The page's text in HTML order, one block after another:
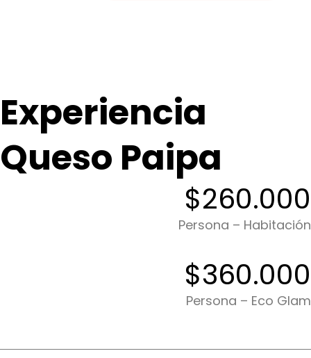
Experiencia
Queso Paipa
$260.000
Persona – Habitación
$360.000
Persona – Eco Glam